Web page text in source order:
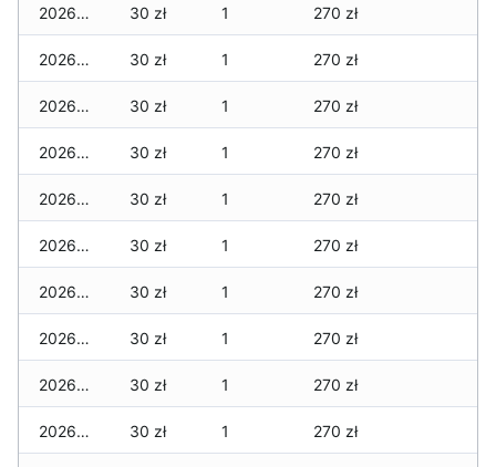
2026-05-12 30 zł 1 270 zł
2026-05-09 30 zł 1 270 zł
2026-05-08 30 zł 1 270 zł
2026-05-07 30 zł 1 270 zł
2026-05-06 30 zł 1 270 zł
2026-05-05 30 zł 1 270 zł
2026-05-04 30 zł 1 270 zł
2026-05-03 30 zł 1 270 zł
2026-05-02 30 zł 1 270 zł
2026-05-01 30 zł 1 270 zł